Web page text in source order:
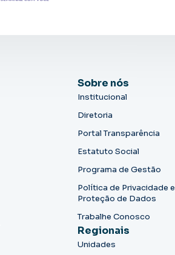
Sobre nós
Institucional
Diretoria
Portal Transparência
Estatuto Social
Programa de Gestão
Política de Privacidade e
Proteção de Dados
Trabalhe Conosco
Regionais
Unidades